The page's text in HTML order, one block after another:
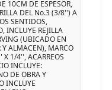
10CM DE ESPESOR,
DEL No.3 (3/8'') A
SENTIDOS,
INCLUYE REJILLA
(UBICADO EN
Y ALMACEN), MARCO
X 1/4'', ACARREOS
INCLUYE:
DE OBRA Y
INCLUYE